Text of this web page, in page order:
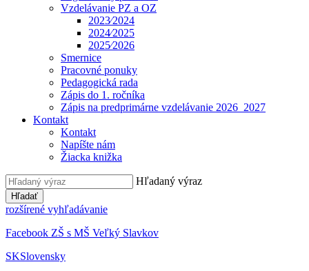
Vzdelávanie PZ a OZ
2023⁄2024
2024⁄2025
2025⁄2026
Smernice
Pracovné ponuky
Pedagogická rada
Zápis do 1. ročníka
Zápis na predprimárne vzdelávanie 2026_2027
Kontakt
Kontakt
Napíšte nám
Žiacka knižka
Hľadaný výraz
Hľadať
rozšírené vyhľadávanie
Facebook ZŠ s MŠ Veľký Slavkov
SKSlovensky